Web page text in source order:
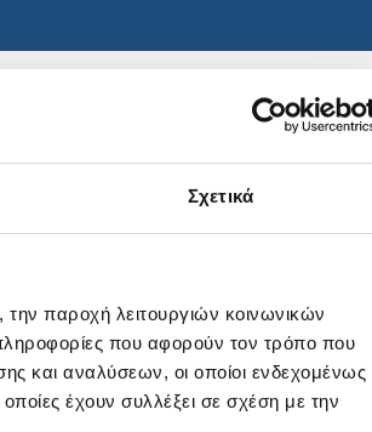
Σχετικά
την παροχή λειτουργιών κοινωνικών
που αφορούν τον τρόπο που
και αναλύσεων, οι οποίοι ενδεχομένως
έχουν συλλέξει σε σχέση με την
τα